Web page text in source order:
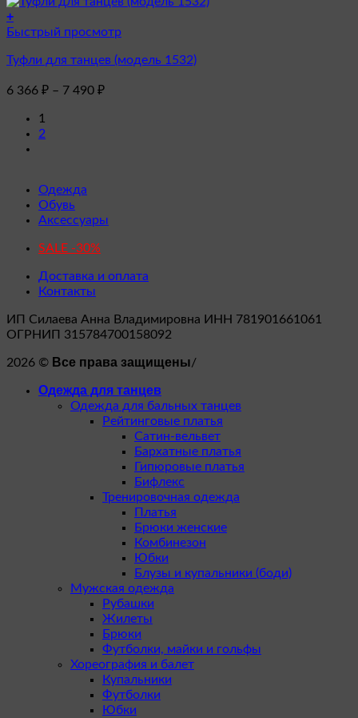
можно
выбрать
на
товара.
+
Этот
имеет
вариаций.
можно
выбрать
товара.
Быстрый просмотр
Туфли для танцев (модель 1532)
6 366 ₽ – 7 490 ₽Диапазон
1
2
Одежда
Обувь
Аксессуары
SALE -30%
Доставка и оплата
Контакты
ИП Силаева Анна Владимировна ИНН 781901661061
ОГРНИП 315784700158092
2026 © Все права защищены/
Одежда для танцев
Одежда для бальных танцев
Рейтинговые платья
Сатин-вельвет
Бархатные платья
Гипюровые платья
Бифлекс
Тренировочная одежда
Платья
Брюки женские
Комбинезон
Юбки
Блузы и купальники (боди)
Мужская одежда
Рубашки
Жилеты
Брюки
Футболки, майки и гольфы
Хореография и балет
Купальники
Футболки
Юбки